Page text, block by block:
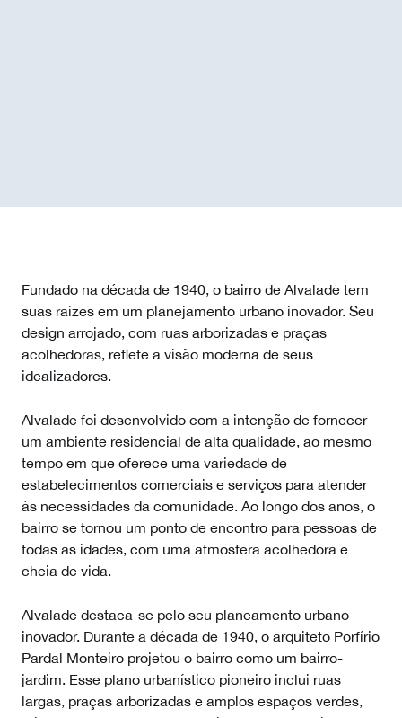
Fundado na década de 1940, o bairro de Alvalade tem
suas raízes em um planejamento urbano inovador. Seu
design arrojado, com ruas arborizadas e praças
acolhedoras, reflete a visão moderna de seus
idealizadores.
Alvalade foi desenvolvido com a intenção de fornecer
um ambiente residencial de alta qualidade, ao mesmo
tempo em que oferece uma variedade de
estabelecimentos comerciais e serviços para atender
às necessidades da comunidade. Ao longo dos anos, o
bairro se tornou um ponto de encontro para pessoas de
todas as idades, com uma atmosfera acolhedora e
cheia de vida.
Alvalade destaca-se pelo seu planeamento urbano
inovador. Durante a década de 1940, o arquiteto Porfírio
Pardal Monteiro projetou o bairro como um bairro-
jardim. Esse plano urbanístico pioneiro inclui ruas
largas, praças arborizadas e amplos espaços verdes,